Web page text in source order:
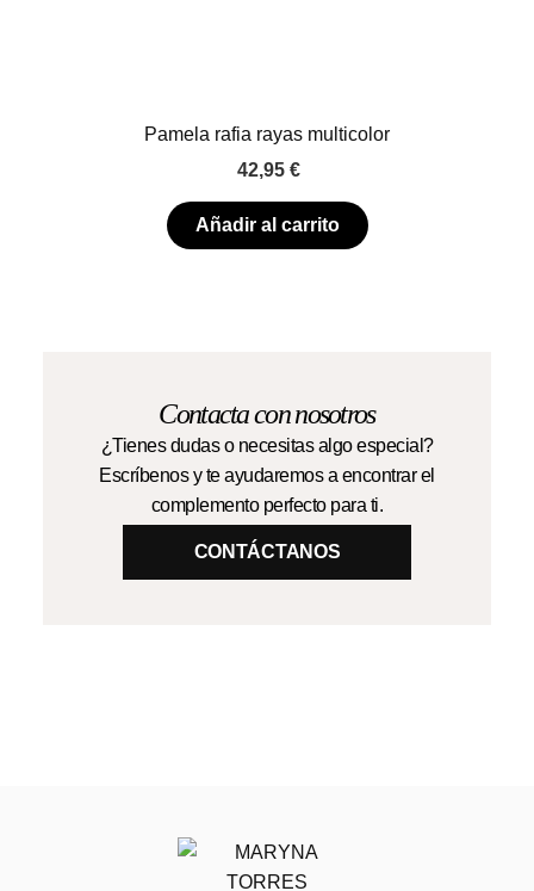
Pamela rafia rayas multicolor
42,95 €
Añadir al carrito
Contacta con nosotros
¿Tienes dudas o necesitas algo especial?
Escríbenos y te ayudaremos a encontrar el
complemento perfecto para ti.
CONTÁCTANOS